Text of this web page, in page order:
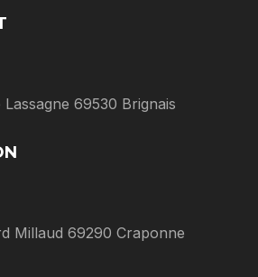
69530 Brignais
Millaud 69290 Craponne